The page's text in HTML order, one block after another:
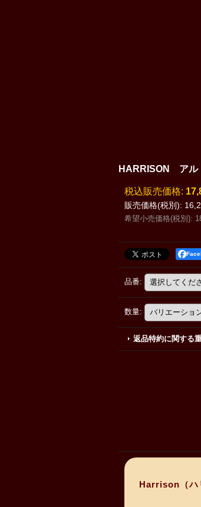
HARRISON アル
販売価格(税別):
税込 :
希望小売価格(税別):
品番:
数量:
返品特約に関する
Harrison（